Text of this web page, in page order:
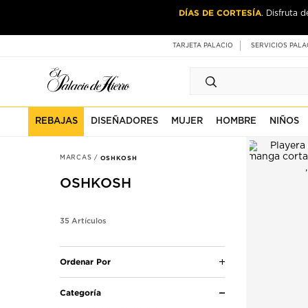
DÍAS DE CORTESÍA. Disfruta
CASA &
TARJETA PALACIO SERVICIOS
REBAJAS DISEÑADORES MUJER HOMBRE NIÑOS
MARCAS OSHKOSH
OSHKOSH
35 Artículos
Ordenar Por
Categoría